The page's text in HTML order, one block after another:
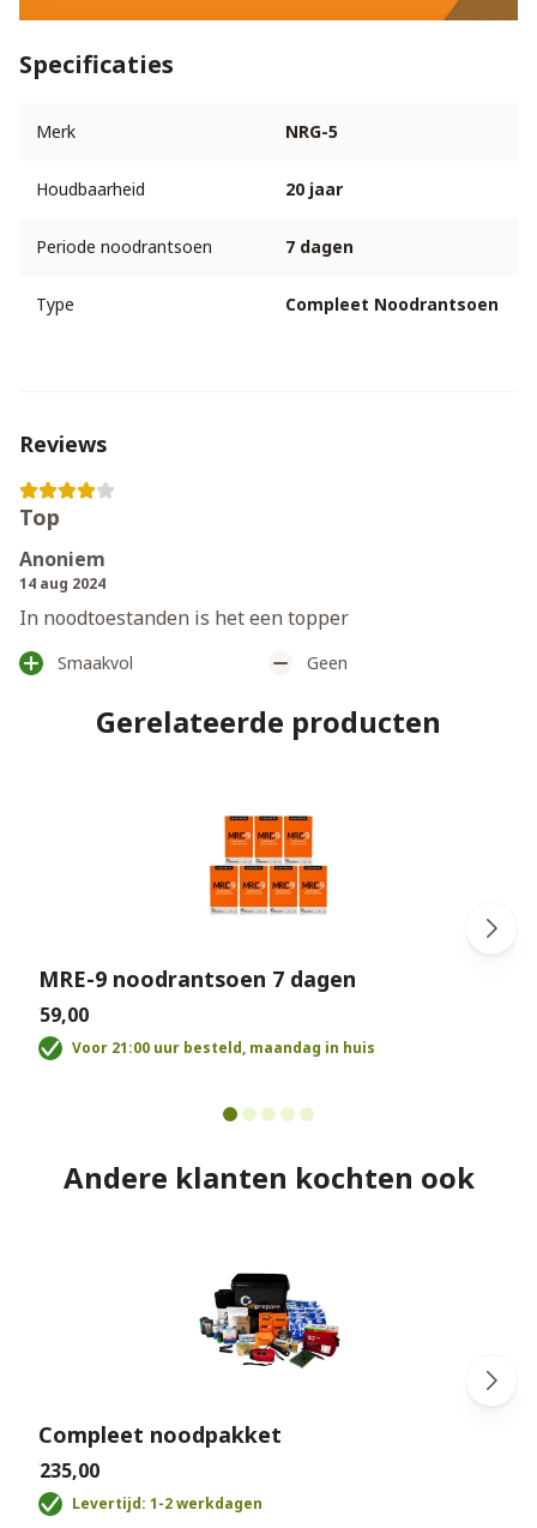
Specificaties
Merk NRG-5
Houdbaarheid 20 jaar
Periode noodrantsoen 7 dagen
Type Compleet Noodrantsoen
Reviews
Top
Anoniem
14 aug 2024
In noodtoestanden is het een topper
Smaakvol Geen
Gerelateerde producten
MRE-9 noodrantsoen 7 dagen
€59,00
Voor 21:00 uur besteld, maandag in huis
Andere klanten kochten ook
Compleet noodpakket
€235,00
Levertijd: 1-2 werkdagen